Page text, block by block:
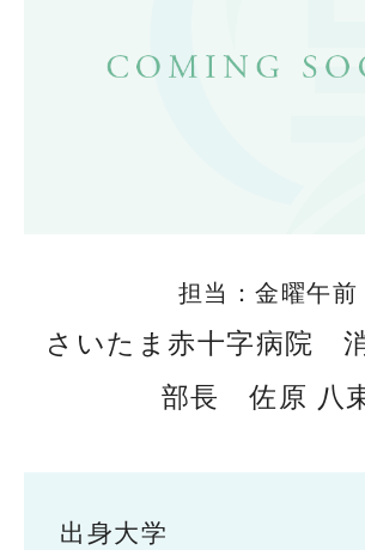
担当：金曜午前
さいたま赤十字病院
部長 佐原 八
出身大学